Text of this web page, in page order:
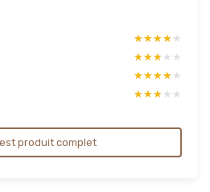
★★★★★
★★★★★
★★★★★
★★★★★
★★★★★
★★★★★
★★★★★
★★★★★
produit complet